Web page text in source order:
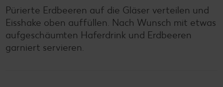
Pürierte Erdbeeren auf die Gläser verteilen und
Eisshake oben auffüllen. Nach Wunsch mit etwas
aufgeschäumten Haferdrink und Erdbeeren
garniert servieren.